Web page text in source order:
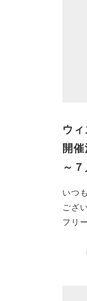
ウ
開
～
いつ
ござ
フリ